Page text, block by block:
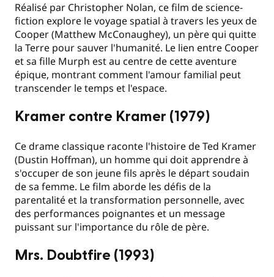
Réalisé par Christopher Nolan, ce film de science-
fiction explore le voyage spatial à travers les yeux de
Cooper (Matthew McConaughey), un père qui quitte
la Terre pour sauver l'humanité. Le lien entre Cooper
et sa fille Murph est au centre de cette aventure
épique, montrant comment l'amour familial peut
transcender le temps et l'espace.
Kramer contre Kramer (1979)
Ce drame classique raconte l'histoire de Ted Kramer
(Dustin Hoffman), un homme qui doit apprendre à
s'occuper de son jeune fils après le départ soudain
de sa femme. Le film aborde les défis de la
parentalité et la transformation personnelle, avec
des performances poignantes et un message
puissant sur l'importance du rôle de père.
Mrs. Doubtfire (1993)